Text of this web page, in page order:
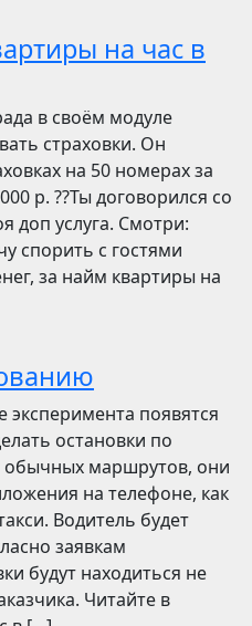
на час в
в своём модуле
страховки. Он
на 50 номерах за
р. ??Ты договорился со
доп услуга. Смотри:
спорить с гостями
за найм квартиры на
эксперимента появятся
остановки по
обычных маршрутов, они
на телефоне, как
Водитель будет
заявкам
будут находиться не
Читайте в